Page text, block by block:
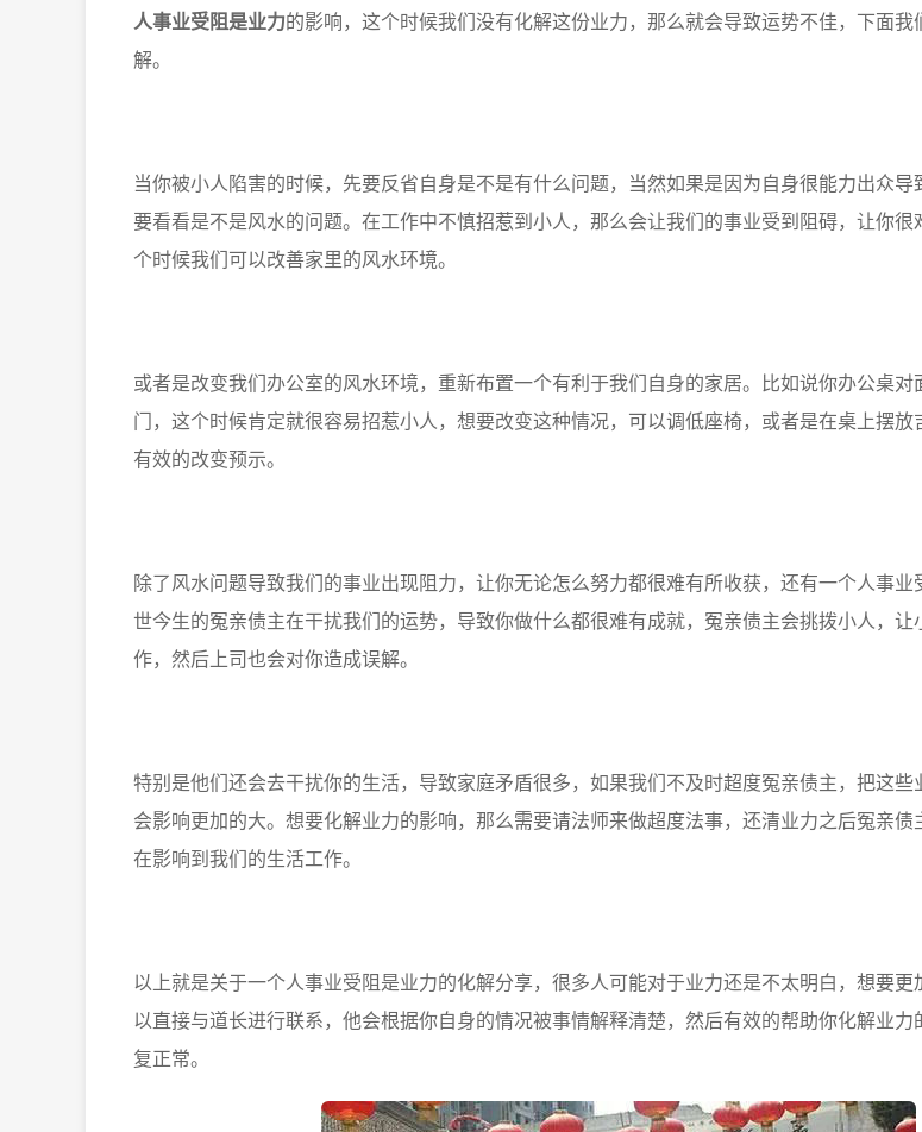
人事业受阻是业力的影响，这个时候我们没有化解这份业力，那么就会导致运势不佳，下面
解。
当你被小人陷害的时候，先要反省自身是不是有什么问题，当然如果是因为自身很能力出众
要看看是不是风水的问题。在工作中不慎招惹到小人，那么会让我们的事业受到阻碍，让你很
个时候我们可以改善家里的风水环境。
或者是改变我们办公室的风水环境，重新布置一个有利于我们自身的家居。比如说你办公桌对
门，这个时候肯定就很容易招惹小人，想要改变这种情况，可以调低座椅，或者是在桌上摆
有效的改变预示。
除了风水问题导致我们的事业出现阻力，让你无论怎么努力都很难有所收获，还有一个人事
世今生的冤亲债主在干扰我们的运势，导致你做什么都很难有成就，冤亲债主会挑拨小人，让
作，然后上司也会对你造成误解。
特别是他们还会去干扰你的生活，导致家庭矛盾很多，如果我们不及时超度冤亲债主，把这些
会影响更加的大。想要化解业力的影响，那么需要请法师来做超度法事，还清业力之后冤亲债
在影响到我们的生活工作。
以上就是关于一个人事业受阻是业力的化解分享，很多人可能对于业力还是不太明白，想要
以直接与道长进行联系，他会根据你自身的情况被事情解释清楚，然后有效的帮助你化解业力
复正常。